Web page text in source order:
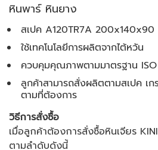
หินพาร์ หินยาง
สเปค A120TR7A 200x140x90
ใช้เทคโนโลยีการผลิตจากไต้หวัน
ควบคุมคุณภาพตามมาตรฐาน
ลูกค้าสามารถสั่งผลิตตามสเปค เ
ตามที่ต้องการ
วิธีการสั่งซื้อ
เมื่อลูกค้าต้องการสั่งซื้อหินเจียร
ตามลำดับดังนี้